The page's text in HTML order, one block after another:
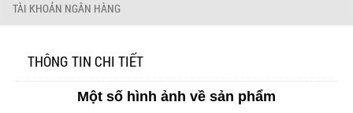
TÀI KHOẢN NGÂN HÀNG
THÔNG TIN CHI TIẾT
Một số hình ảnh về sản phẩm